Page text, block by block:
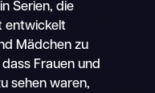
Serien, die
entwickelt
Mädchen zu
Frauen und
sehen waren,